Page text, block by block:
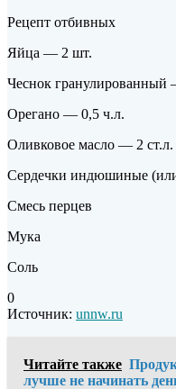
Рецепт отбивных
Яйца — 2 шт.
Чеснок гранулированный
Орегано — 0,5 ч.л.
Оливковое масло — 2 ст.л.
Сердечки индюшиные
Смесь перцев
Мука
Соль
0
Источник: unnw.ru
Читайте также
лучше не начинать